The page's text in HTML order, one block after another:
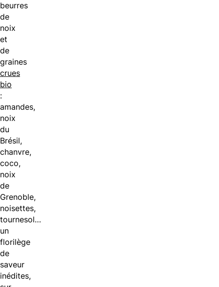
beurres
de
noix
et
de
graines
crues
bio
:
amandes,
noix
du
Brésil,
chanvre,
coco,
noix
de
Grenoble,
noisettes,
tournesol…
un
florilège
de
saveur
inédites,